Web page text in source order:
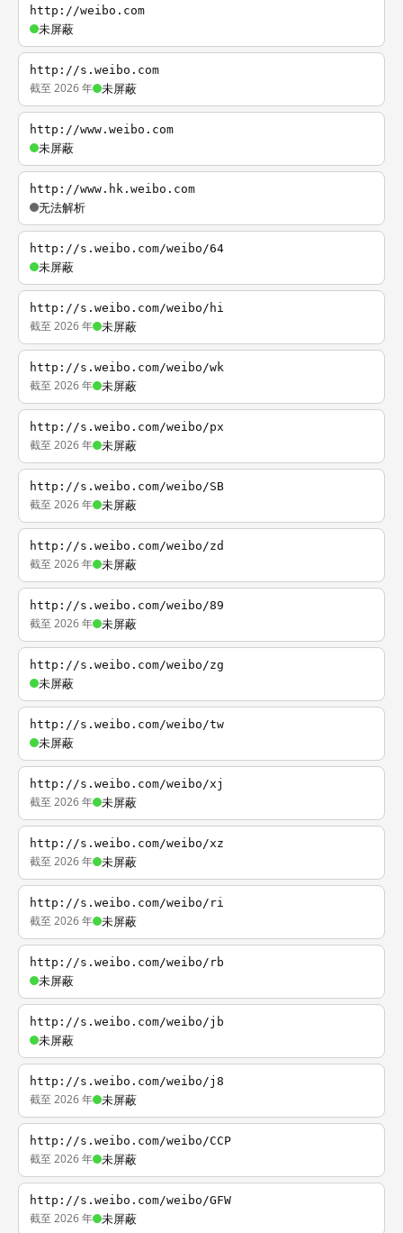
http://weibo.com
未屏蔽
http://s.weibo.com
截至 2026 年 未屏蔽
http://www.weibo.com
未屏蔽
http://www.hk.weibo.com
无法解析
http://s.weibo.com/weibo/64
未屏蔽
http://s.weibo.com/weibo/hi
截至 2026 年 未屏蔽
http://s.weibo.com/weibo/wk
截至 2026 年 未屏蔽
http://s.weibo.com/weibo/px
截至 2026 年 未屏蔽
http://s.weibo.com/weibo/SB
截至 2026 年 未屏蔽
http://s.weibo.com/weibo/zd
截至 2026 年 未屏蔽
http://s.weibo.com/weibo/89
截至 2026 年 未屏蔽
http://s.weibo.com/weibo/zg
未屏蔽
http://s.weibo.com/weibo/tw
未屏蔽
http://s.weibo.com/weibo/xj
截至 2026 年 未屏蔽
http://s.weibo.com/weibo/xz
截至 2026 年 未屏蔽
http://s.weibo.com/weibo/ri
截至 2026 年 未屏蔽
http://s.weibo.com/weibo/rb
未屏蔽
http://s.weibo.com/weibo/jb
未屏蔽
http://s.weibo.com/weibo/j8
截至 2026 年 未屏蔽
http://s.weibo.com/weibo/CCP
截至 2026 年 未屏蔽
http://s.weibo.com/weibo/GFW
截至 2026 年 未屏蔽